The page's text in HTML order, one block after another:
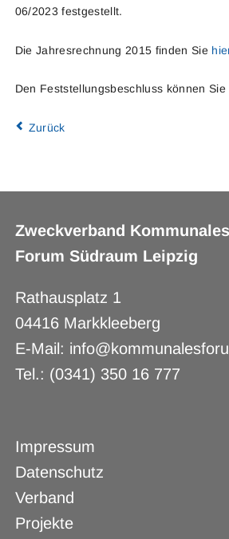
06/2023 festgestellt.
Die Jahresrechnung 2015 finden Sie
Den Feststellungsbeschluss können Sie
Zurück
Zweckverband Kommunales
Forum Südraum Leipzig
Rathausplatz 1
04416 Markkleeberg
E-Mail:
Tel.: (0341) 350 16 777
Navigation
überspringen
Impressum
Datenschutz
Verband
Projekte